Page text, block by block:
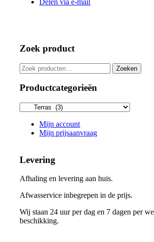
Delen via e-mail
Zoek product
Zoeken
naar:
Zoeken
Productcategorieën
Mijn account
Mijn prijsaanvraag
Levering
Afhaling en levering aan huis.
Afwasservice inbegrepen in de prijs.
Wij staan 24 uur per dag en 7 dagen per
beschikking.